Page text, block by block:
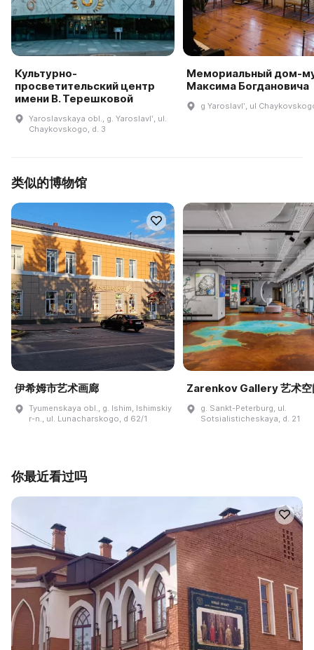
Культурно-
просветительский центр
имени В. Терешковой
Yaroslavskaya obl., g. Yaroslavlʹ, ul.
Chaykovskogo, d. 3
Мемориальный дом-
Максима Богдановича
g Yaroslavlʹ, ul
类似的博物馆
伊希姆市艺术画廊
Tyumenskaya obl., g. Ishim, Ishimskiy
r-n., ul. Lunacharskogo, d 62/1
Zarenkov Gallery 艺术空
g. Sankt-Peterburg, ul.
Sotsialisticheskaya, d. 21
你最近看过吗